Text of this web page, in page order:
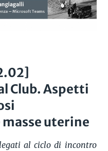
Club. Aspetti
uterine
al ciclo di incontro